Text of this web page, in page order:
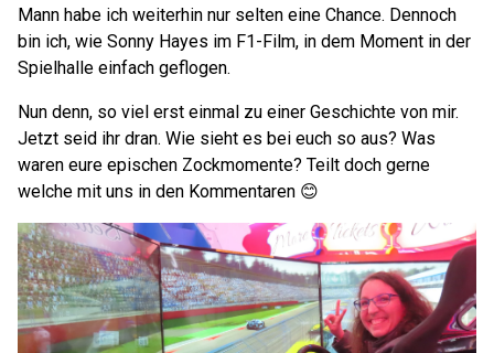
Mann habe ich weiterhin nur selten eine Chance. Dennoch
bin ich, wie Sonny Hayes im F1-Film, in dem Moment in der
Spielhalle einfach geflogen.
Nun denn, so viel erst einmal zu einer Geschichte von mir.
Jetzt seid ihr dran. Wie sieht es bei euch so aus? Was
waren eure epischen Zockmomente? Teilt doch gerne
welche mit uns in den Kommentaren 😊